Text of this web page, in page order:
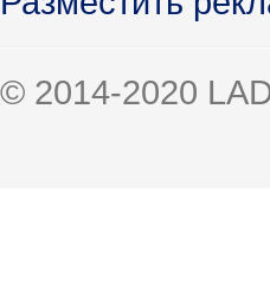
© 2014-2020